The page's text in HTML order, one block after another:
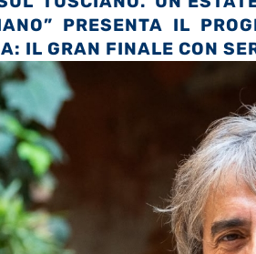
PRESENTA IL
IL GRAN FINALE CON